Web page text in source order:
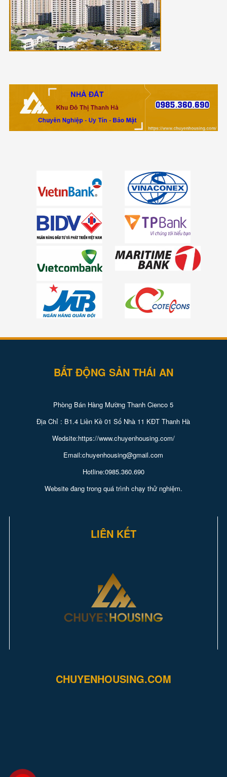
BẤT ĐỘNG SẢN THÁI AN
Phòng Bán Hàng Mường Thanh Cienco 5
Địa Chỉ : B1.4 Liền Kề 01 Số Nhà 11 KĐT Thanh Hà
Wedsite:https://www.chuyenhousing.com/
Email:chuyenhousing@gmail.com
Hotline:0985.360.690
Website đang trong quá trình chạy thử nghiệm.
LIÊN KẾT
CHUYENHOUSING.COM